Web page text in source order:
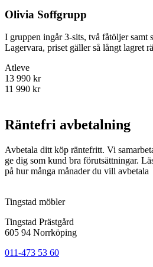
Olivia Soffgrupp
I gruppen ingår 3-sits, två fåtöljer samt
Lagervara, priset gäller så långt lagret
Atleve
13 990 kr
11 990 kr
Räntefri avbetalning
Avbetala ditt köp räntefritt. Vi
ge dig som kund bra förutsättningar.
på hur många månader du vill avbetala
Tingstad möbler
Tingstad Prästgård
605 94 Norrköping
011-473 53 60